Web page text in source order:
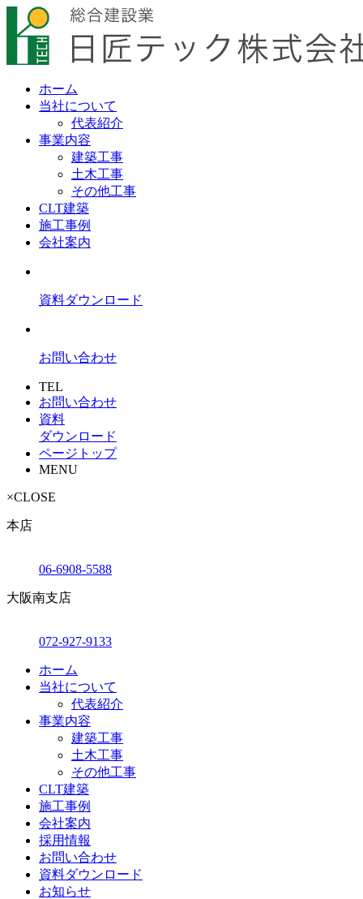
ホーム
当社について
代表紹介
事業内容
建築工事
土木工事
その他工事
CLT建築
施工事例
会社案内
資料ダウンロード
お問い合わせ
TEL
お問い合わせ
資料
ダウンロード
ページトップ
MENU
×CLOSE
本店
06-6908-5588
大阪南支店
072-927-9133
ホーム
当社について
代表紹介
事業内容
建築工事
土木工事
その他工事
CLT建築
施工事例
会社案内
採用情報
お問い合わせ
資料ダウンロード
お知らせ